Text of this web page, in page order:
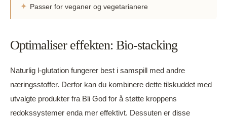
✦ Passer for veganer og vegetarianere
Optimaliser effekten: Bio-stacking
Naturlig l-glutation fungerer best i samspill med andre
næringsstoffer. Derfor kan du kombinere dette tilskuddet med
utvalgte produkter fra Bli God for å støtte kroppens
redokssystemer enda mer effektivt. Dessuten er disse